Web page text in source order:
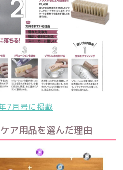
7月号に掲載
ア用品を選んだ理由